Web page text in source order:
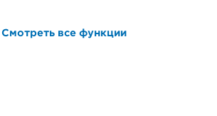
Смотреть все функции